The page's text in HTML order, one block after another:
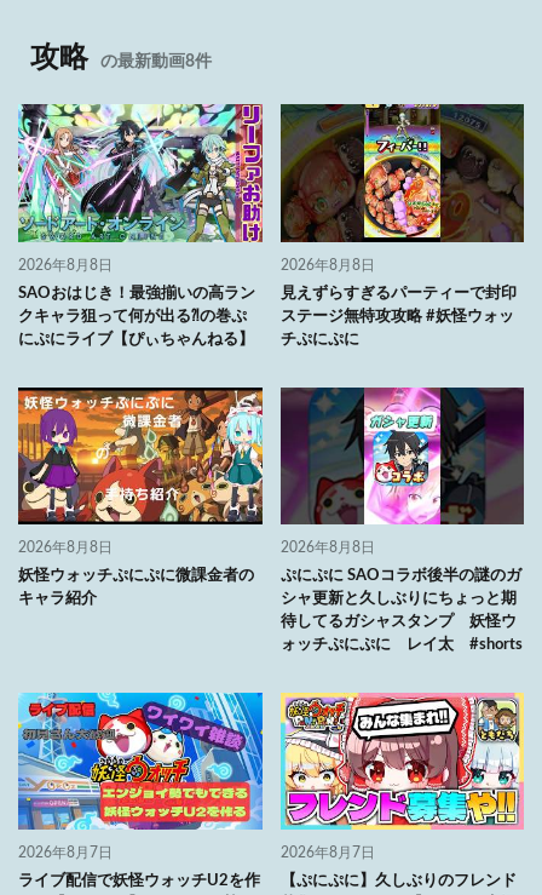
攻略 の最新動画8件
2026年8月8日
SAOおはじき！最強揃いの高ラン
クキャラ狙って何が出る⁈の巻ぷ
にぷにライブ【ぴぃちゃんねる】
2026年8月8日
見えずらすぎるパーティーで封印
ステージ無特攻攻略 #妖怪ウォッ
チぷにぷに
2026年8月8日
妖怪ウォッチぷにぷに微課金者の
キャラ紹介
2026年8月8日
ぷにぷに SAOコラボ後半の謎のガ
シャ更新と久しぶりにちょっと期
待してるガシャスタンプ 妖怪ウ
ォッチぷにぷに レイ太 #shorts
2026年8月7日
ライブ配信で妖怪ウォッチU2を作
2026年8月7日
【ぷにぷに】久しぶりのフレンド